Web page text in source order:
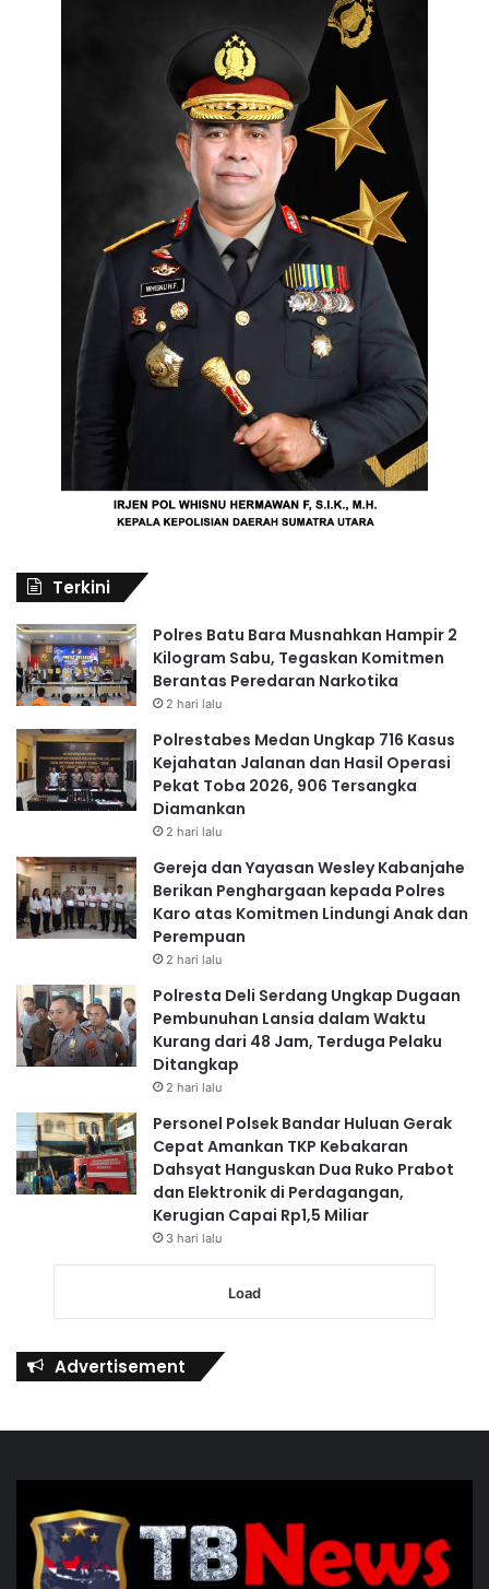
Terkini
Polres Batu Bara Musnahkan Hampir 2
Kilogram Sabu, Tegaskan Komitmen
Berantas Peredaran Narkotika
2 hari lalu
Polrestabes Medan Ungkap 716 Kasus
Kejahatan Jalanan dan Hasil Operasi
Pekat Toba 2026, 906 Tersangka
Diamankan
2 hari lalu
Gereja dan Yayasan Wesley Kabanjahe
Berikan Penghargaan kepada Polres
Karo atas Komitmen Lindungi Anak dan
Perempuan
2 hari lalu
Polresta Deli Serdang Ungkap Dugaan
Pembunuhan Lansia dalam Waktu
Kurang dari 48 Jam, Terduga Pelaku
Ditangkap
2 hari lalu
Personel Polsek Bandar Huluan Gerak
Cepat Amankan TKP Kebakaran
Dahsyat Hanguskan Dua Ruko Prabot
dan Elektronik di Perdagangan,
Kerugian Capai Rp1,5 Miliar
3 hari lalu
Load
Advertisement